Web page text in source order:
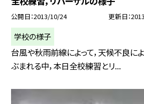
公開日 2013/10/24 更新日
学校の様子
台風や秋雨前線によって，天候不良に
ぶまれる中，本日全校練習とリ...